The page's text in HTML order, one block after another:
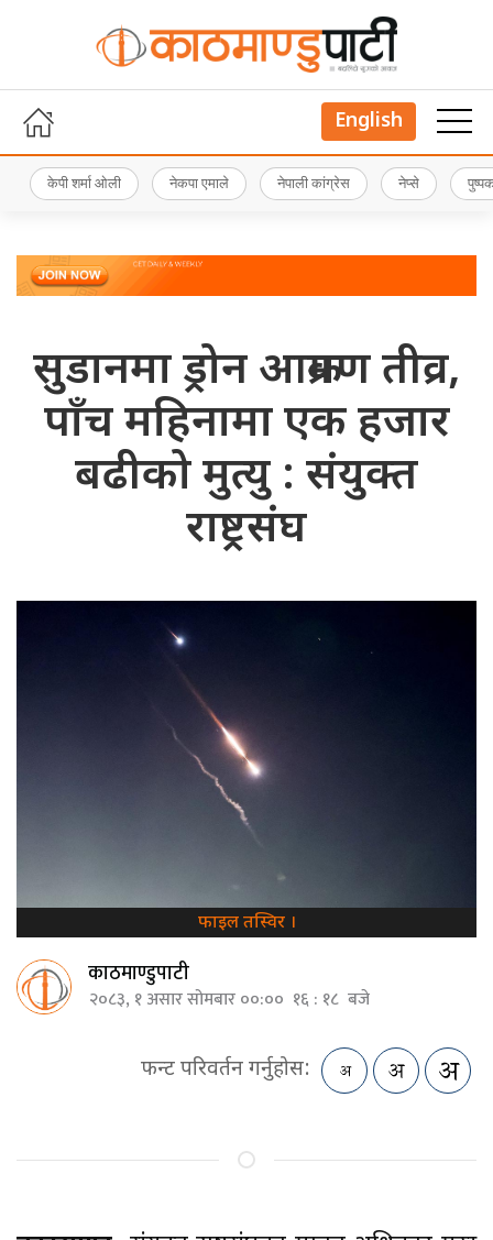
English
केपी शर्मा ओली नेकपा एमाले नेपाली कांग्रेस नेप्से
सुडानमा ड्रोन आक्रमण तीव्र,
पाँच महिनामा एक हजार
बढीको मुत्यु : संयुक्त
राष्ट्रसंघ
फाइल तस्विर ।
काठमाण्डुपाटी
२०८३, १ असार सोमबार ००:०० १६ : १८ बजे
फन्ट परिवर्तन गर्नुहोस: